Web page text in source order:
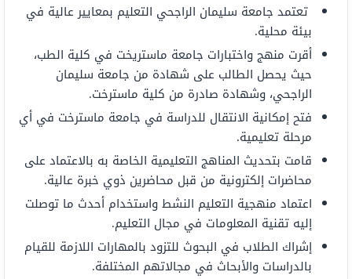
تعتمد جامعة سليمان الراجحي التعليم بمعايير عالية في
بيئة محلية.
أقرت منهج واختبارات جامعة ماستريخت في كلية الطب،
حيث يحصل الطالب على شهادة من جامعة سليمان
الراجحي، وشهادة صادرة من كلية ماسترخت.
فتح إمكانية الانتقال للدراسة في جامعة ماسترخت في أي
مرحلة تعليمية.
قامت بتحديث المناهج التعليمية الخاصة به بالاعتماد على
محاضرات إلكترونية من قبل محاضرين ذوي خبرة عالية.
اعتماد منهجية التعليم النشط واستخدام أحدث ما توصلت
إليه تقنية المعلومات في مجال التعليم.
إشراك الطلاب في البحوث للتزود بالمهارات اللازمة للقيام
بالدراسات والأبحاث في مجالاتهم المختلفة.